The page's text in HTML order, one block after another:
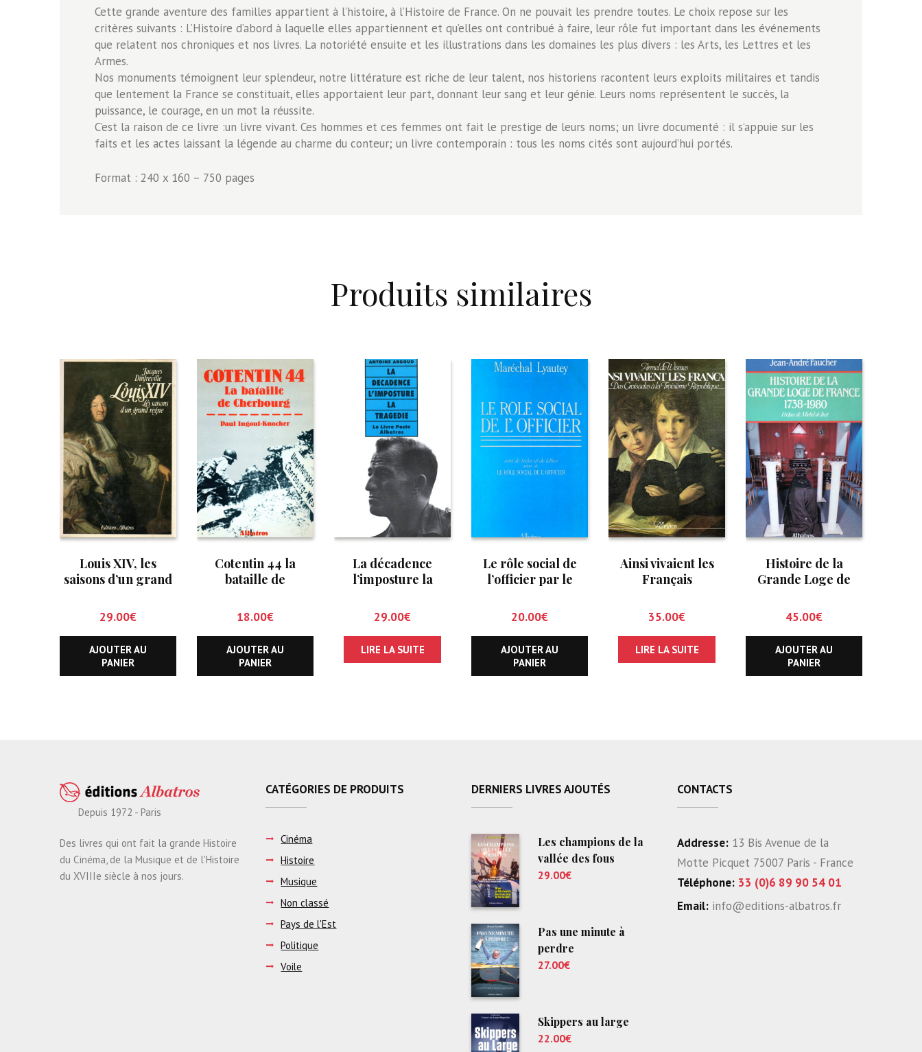
Cette grande aventure des familles appartient à l’histoire, à l’Histoire de France. On ne pouvait les prendre toutes. Le choix repose sur les
critères suivants : L’Histoire d’abord à laquelle elles appartiennent et qu’elles ont contribué à faire, leur rôle fut important dans les événements
que relatent nos chroniques et nos livres. La notoriété ensuite et les illustrations dans les domaines les plus divers : les Arts, les Lettres et les
Armes.
Nos monuments témoignent leur splendeur, notre littérature est riche de leur talent, nos historiens racontent leurs exploits militaires et tandis
que lentement la France se constituait, elles apportaient leur part, donnant leur sang et leur génie. Leurs noms représentent le succès, la
puissance, le courage, en un mot la réussite.
C’est la raison de ce livre :un livre vivant. Ces hommes et ces femmes ont fait le prestige de leurs noms; un livre documenté : il s’appuie sur les
faits et les actes laissant la légende au charme du conteur; un livre contemporain : tous les noms cités sont aujourd’hui portés.
Format : 240 x 160 – 750 pages
Produits similaires
Louis XIV, les
saisons d’un grand
29.00€
AJOUTER AU
PANIER
Cotentin 44 la
bataille de
18.00€
AJOUTER AU
PANIER
La décadence
l’imposture la
29.00€
LIRE LA SUITE
Le rôle social de
l’officier par le
20.00€
AJOUTER AU
PANIER
Ainsi vivaient les
Français
35.00€
LIRE LA SUITE
Histoire de la
Grande Loge de
45.00€
AJOUTER AU
PANIER
Depuis 1972 - Paris
Des livres qui ont fait la grande Histoire
du Cinéma, de la Musique et de l'Histoire
du XVIIIe siècle à nos jours.
CATÉGORIES DE PRODUITS
Cinéma
Histoire
Musique
Non classé
Pays de l'Est
Politique
Voile
DERNIERS LIVRES AJOUTÉS
Les champions de la
vallée des fous
29.00€
Pas une minute à
perdre
27.00€
Skippers au large
22.00€
CONTACTS
Addresse: 13 Bis Avenue de la
Motte Picquet 75007 Paris - France
Téléphone: 33 (0)6 89 90 54 01
Email: info@editions-albatros.fr